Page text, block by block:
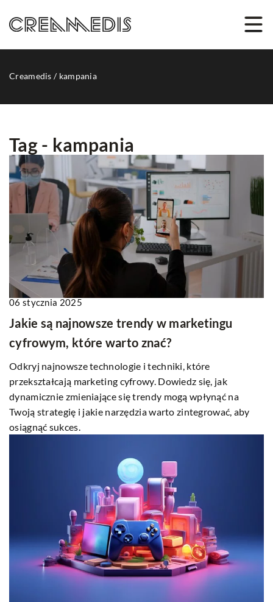
Creamedis / kampania
Tag - kampania
06 stycznia 2025
Jakie są najnowsze trendy w marketingu
cyfrowym, które warto znać?
Odkryj najnowsze technologie i techniki, które
przekształcają marketing cyfrowy. Dowiedz się, jak
dynamicznie zmieniające się trendy mogą wpłynąć na
Twoją strategię i jakie narzędzia warto zintegrować, aby
osiągnąć sukces.